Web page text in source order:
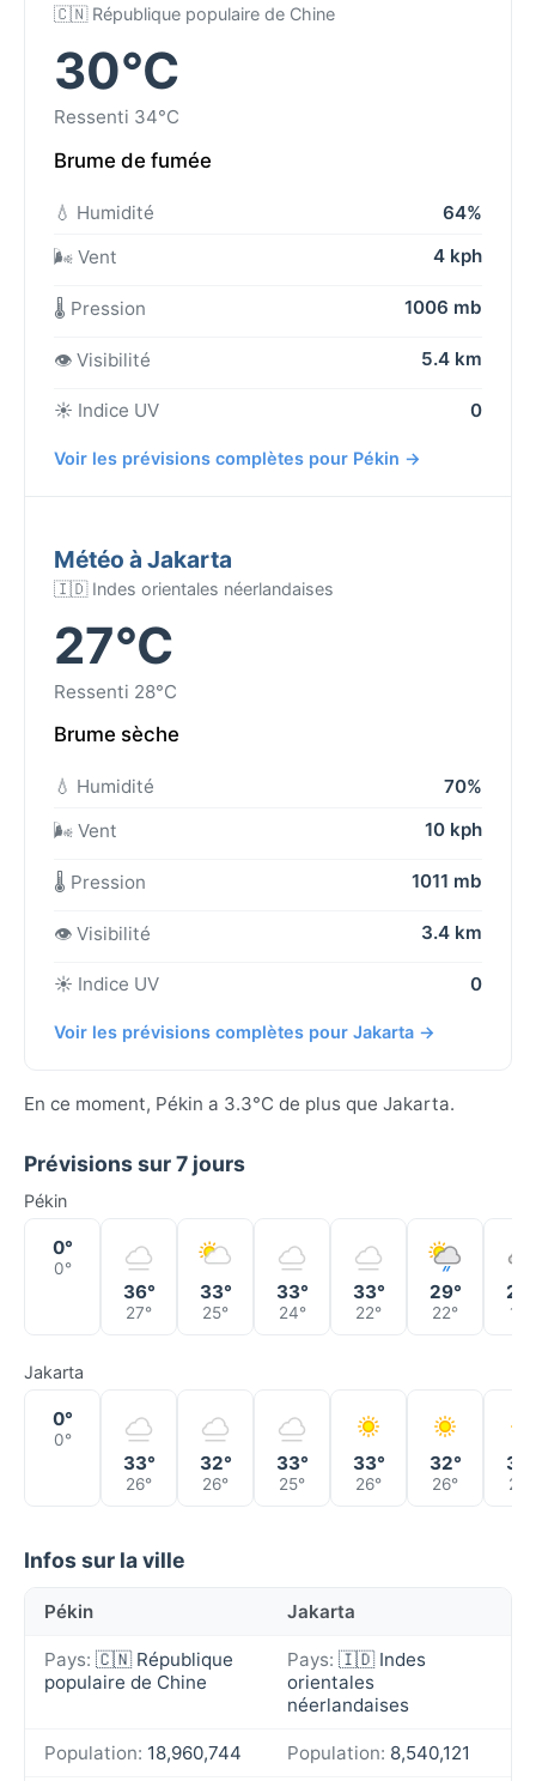
🇨🇳 République populaire de Chine
30°C
Ressenti 34°C
Brume de fumée
💧 Humidité
64%
🌬️ Vent
4 kph
🌡️ Pression 1006 mb
👁️ Visibilité 5.4 km
☀️ Indice UV 0
Voir les prévisions complètes pour Pékin →
Météo à Jakarta
🇮🇩 Indes orientales néerlandaises
27°C
Ressenti 28°C
Brume sèche
💧 Humidité
70%
🌬️ Vent
10 kph
🌡️ Pression 1011 mb
👁️ Visibilité 3.4 km
☀️ Indice UV 0
Voir les prévisions complètes pour Jakarta →
En ce moment, Pékin a 3.3°C de plus que Jakarta.
Prévisions sur 7 jours
Pékin
0°
0°
36°
27°
33°
25°
33°
24°
33°
22°
29°
22° 18°
Jakarta
0°
0°
33°
26°
32°
26°
33°
25°
33°
26°
32°
26° 27°
Infos sur la ville
Pékin Jakarta
Pays: 🇨🇳 République
populaire de Chine
Pays: 🇮🇩 Indes
orientales
néerlandaises
Population: 18,960,744 Population: 8,540,121